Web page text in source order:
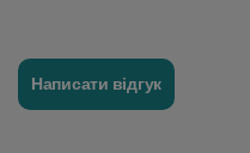
Написати відгук